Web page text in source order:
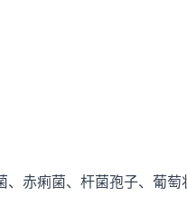
赤痢菌、杆菌孢子、葡萄